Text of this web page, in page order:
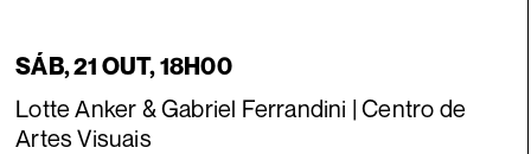
SÁB, 21 OUT, 18H00
Lotte Anker & Gabriel Ferrandini | Centro de
Artes Visuais